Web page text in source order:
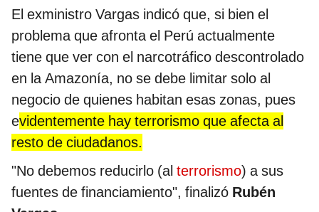
El exministro Vargas indicó que, si bien el
problema que afronta el Perú actualmente
tiene que ver con el narcotráfico descontrolado
en la Amazonía, no se debe limitar solo al
negocio de quienes habitan esas zonas, pues
evidentemente hay terrorismo que afecta al
resto de ciudadanos.
"No debemos reducirlo (al terrorismo) a sus
fuentes de financiamiento", finalizó Rubén